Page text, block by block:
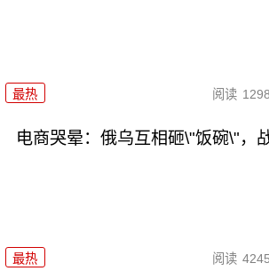
最热 阅读
电商哭晕：俄乌互相砸\"饭碗\"，
最热 阅读 4245